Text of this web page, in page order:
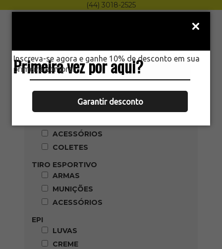
Primeira vez por aqui?
Inscreva-se agora e ganhe 10% de desconto em sua
primeira compra.
Garantir desconto
(44) 3018-2525
Menu
HOME PRODUTOS
Categoria
ARMAS
ACESSÓRIOS
COLETES
TIRO ESPORTIVO
ARMAS
MUNIÇÕES
ACESSÓRIOS
EPI
LUVAS
CREME